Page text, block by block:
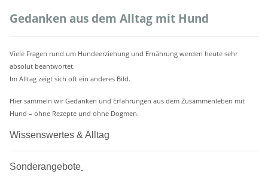
Gedanken aus dem Alltag mit Hund
Viele Fragen rund um Hundeerziehung und Ernährung werden heute sehr
absolut beantwortet.
Im Alltag zeigt sich oft ein anderes Bild.
Hier sammeln wir Gedanken und Erfahrungen aus dem Zusammenleben mit
Hund – ohne Rezepte und ohne Dogmen.
Wissenswertes & Alltag
Sonderangebote